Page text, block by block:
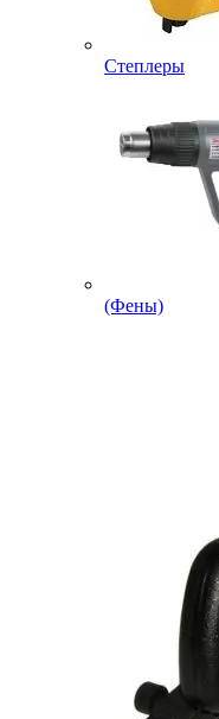
Степлеры
(Фены)